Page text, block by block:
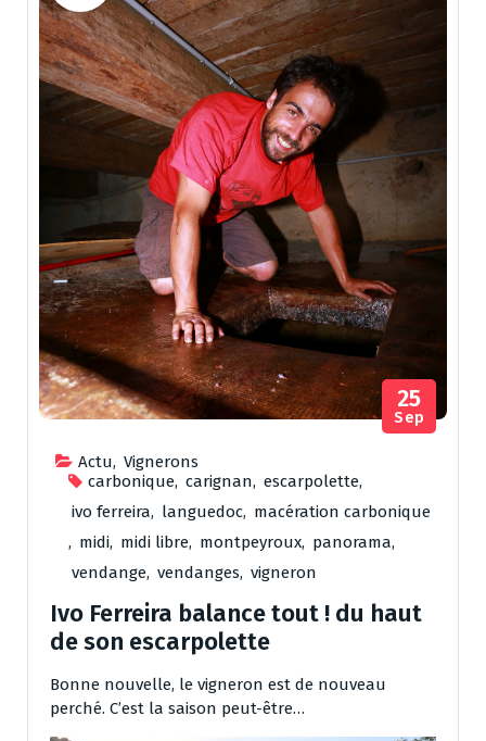
Actu, Vignerons
carbonique, carignan, escarpolette,
ivo ferreira, languedoc, macération carbonique
, midi, midi libre, montpeyroux, panorama,
vendange, vendanges, vigneron
25
Sep
Ivo Ferreira balance tout ! du haut
de son escarpolette
Bonne nouvelle, le vigneron est de nouveau
perché. C’est la saison peut-être…